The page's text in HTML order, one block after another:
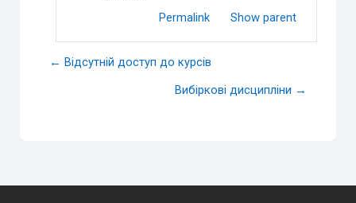
Permalink
Show parent
← Відсутній доступ до курсів
Вибіркові дисципліни →